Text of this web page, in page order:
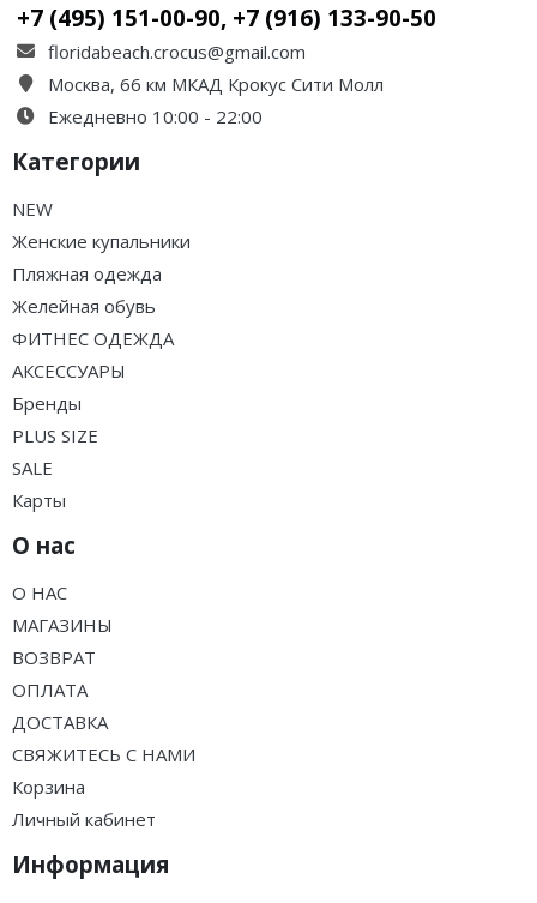
+7 (495) 151-00-90, +7 (916) 133-90-50
floridabeach.crocus@gmail.com
Москва, 66 км МКАД Крокус Сити Молл
Ежедневно 10:00 - 22:00
Категории
NEW
Женские купальники
Пляжная одежда
Желейная обувь
ФИТНЕС ОДЕЖДА
АКСЕССУАРЫ
Бренды
PLUS SIZE
SALE
Карты
О нас
О НАС
МАГАЗИНЫ
ВОЗВРАТ
ОПЛАТА
ДОСТАВКА
СВЯЖИТЕСЬ С НАМИ
Корзина
Личный кабинет
Информация